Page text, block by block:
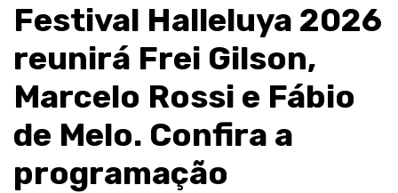
Festival Halleluya 2026
reunirá Frei Gilson,
Marcelo Rossi e Fábio
de Melo. Confira a
programação